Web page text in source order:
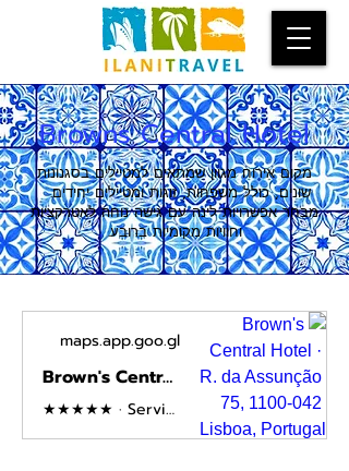
Browns Central Hotel
מקום אירוח מגוון שמתאים למטיילים בסגנונות
שונים, כולל משפחות, זוגות ומטיילים יחידים.
מבחר אפשרויות לינה עם גישה נוחה לאטרקציות
וחוויות מקומיות ברובע.
maps.app.goo.gl
Brown's Central Hotel · R. da Assunção 75, 1100-042 Lisboa, Portugal
★★★★★ · Serviced accommodation